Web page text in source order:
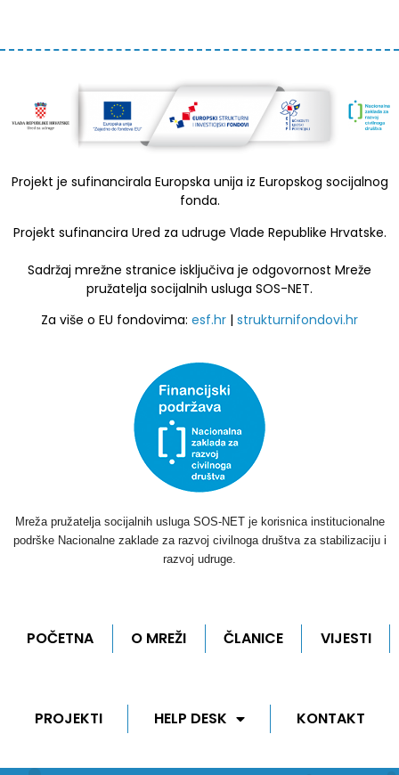
Projekt je sufinancirala Europska unija iz Europskog socijalnog
fonda.
Projekt sufinancira Ured za udruge Vlade Republike Hrvatske.
Sadržaj mrežne stranice isključiva je odgovornost Mreže
pružatelja socijalnih usluga SOS-NET.
Za više o EU fondovima: esf.hr | strukturnifondovi.hr
Mreža pružatelja socijalnih usluga SOS-NET je korisnica institucionalne
podrške Nacionalne zaklade za razvoj civilnoga društva za stabilizaciju i
razvoj udruge.
POČETNA O MREŽI ČLANICE VIJESTI
PROJEKTI HELP DESK KONTAKT